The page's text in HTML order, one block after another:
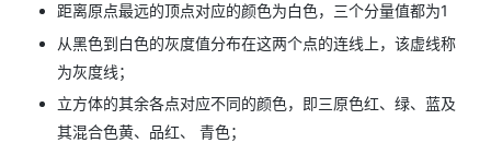
距离原点最远的顶点对应的颜色为白色，三个分量值都为1
从黑色到白色的灰度值分布在这两个点的连线上，该虚线称
为灰度线；
立方体的其余各点对应不同的颜色，即三原色红、绿、蓝及
其混合色黄、品红、 青色；